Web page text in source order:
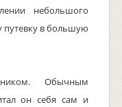
небольшого
путевку в большую
Обычным
он себя сам и